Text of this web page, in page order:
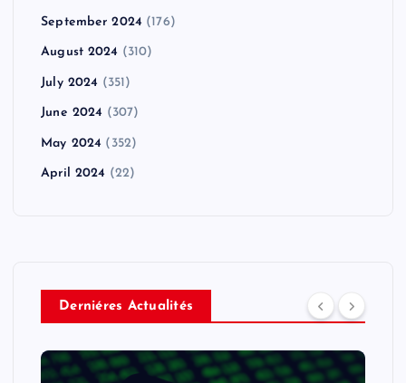
September 2024 (176)
August 2024 (310)
July 2024 (351)
June 2024 (307)
May 2024 (352)
April 2024 (22)
Derniéres Actualités